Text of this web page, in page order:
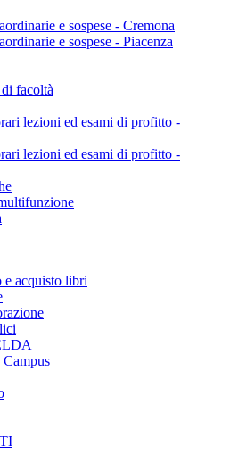
e sospese - Cremona
e sospese - Piacenza
facoltà
lezioni ed esami di profitto -
lezioni ed esami di profitto -
e acquisto libri